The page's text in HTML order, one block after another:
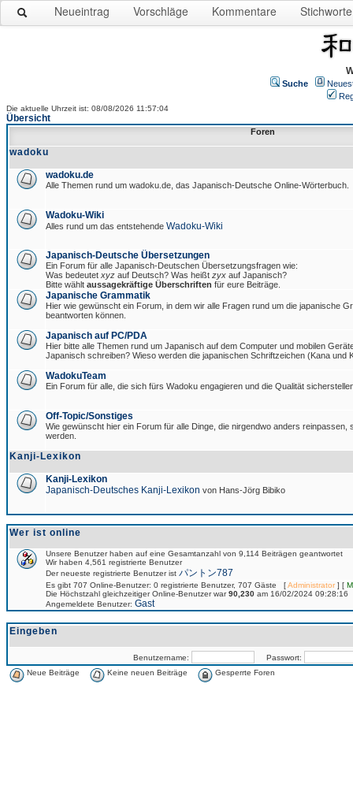
Neueintrag Vorschläge Kommentare Stichworte
Suche
Die aktuelle Uhrzeit ist: 08/08/2026 11:57:04
Übersicht
Foren
wadoku
wadoku.de
Alle Themen rund um wadoku.de, das Japanisch-Deutsche Online-Wörterbuch.
Wadoku-Wiki
Alles rund um das entstehende Wadoku-Wiki
Japanisch-Deutsche Übersetzungen
Ein Forum für alle Japanisch-Deutschen Übersetzungsfragen wie:
Was bedeutet xyz auf Deutsch? Was heißt zyx auf Japanisch?
Bitte wählt aussagekräftige Überschriften für eure Beiträge.
Japanische Grammatik
Hier wie gewünscht ein Forum, in dem wir alle Fragen rund um die japanische
beantworten können.
Japanisch auf PC/PDA
Hier bitte alle Themen rund um Japanisch auf dem Computer und mobilen
Japanisch schreiben? Wieso werden die japanischen Schriftzeichen (Kana und
WadokuTeam
Ein Forum für alle, die sich fürs Wadoku engagieren und die Qualität
Off-Topic/Sonstiges
Wie gewünscht hier ein Forum für alle Dinge, die nirgendwo anders reinpassen,
werden.
Kanji-Lexikon
Kanji-Lexikon
Japanisch-Deutsches Kanji-Lexikon von Hans-Jörg Bibiko
Wer ist online
Unsere Benutzer haben auf eine Gesamtanzahl von 9,114 Beiträgen geantwortet
Wir haben 4,561 registrierte Benutzer
Der neueste registrierte Benutzer ist パントン787
Es gibt 707 Online-Benutzer: 0 registrierte Benutzer, 707 Gäste [Administrator] [
Die Höchstzahl gleichzeitiger Online-Benutzer war90,230 am 16/02/2024 09:28:16
Angemeldete Benutzer: Gast
Eingeben
Benutzername:
Passwort:
Neue Beiträge
Keine neuen Beiträge Gesperrte Foren